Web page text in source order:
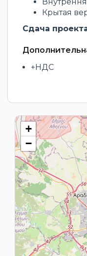
Крытая
Сдача
+НДС
+
−